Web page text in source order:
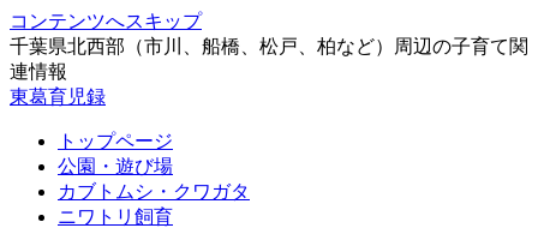
コンテンツへスキップ
千葉県北西部（市川、船橋、松戸、柏など）周辺の子育て関
連情報
東葛育児録
トップページ
公園・遊び場
カブトムシ・クワガタ
ニワトリ飼育